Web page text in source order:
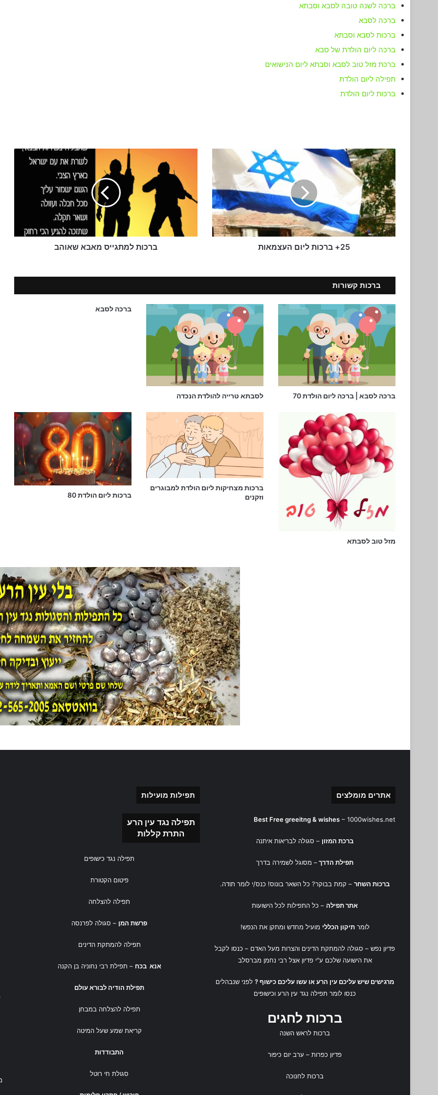
ברכה לשנה טובה לסבא וסבתא
ברכה לסבא
ברכות לסבא וסבתא
ברכה ליום הולדת של סבא
ברכת מזל טוב לסבא וסבתא ליום הנישואים
תפילה ליום הולדת
ברכות ליום הולדת
שאוהב
ברכות למתגייס מאבא שאוהב
25+
ברכות
ליום
העצמאות
25+ ברכות ליום העצמאות
ברכות קשורות
ברכה לסבא
לסבתא טרייה להולדת הנכדה ברכה לסבא | ברכה ליום הולדת 70
ברכות ליום הולדת 80
ברכות מצחיקות ליום הולדת למבוגרים
וזקנים
מזל טוב לסבתא
תפילות מועילות
תפילה נגד עין הרע
התרת קללות
תפילה נגד כישופים
פיטום הקטורת
תפילה להצלחה
פרשת המן – סגולה לפרנסה
תפילה להמתקת הדינים
אנא בכח – תפילת רבי נחוניה בן הקנה
תפילת הודיה לבורא עולם
תפילה להצלחה במבחן
קריאת שמע שעל המיטה
התבודדות
סגולת חי רוטל
אתרים מומלצים
Best Free greeitng & wishes– 1000wishes.net
ברכת המזון – סגולה לבריאות איתנה
תפילת הדרך – מסוגל לשמירה בדרך
ברכות השחר– קמת בבוקר? כל השאר בונוס! כנס/י לומר תודה.
אתר תפילה – כל התפילות לכל הישועות
לומרתיקון הכללי מועיל מחדש ומתקן את הנפש!
פדיון נפש– סגולה להמתקת הדינים והצרות מעל האדם – כנסו לקבל
את הישועה שלכם ע"יפדיון אצל רבי נחמן מברסלב
מרגישים שיש עליכם עין הרע או עשו עליכם כישוף ?לפני שנבהלים
כנסו לומר תפילה נגד עין הרעוכישופים
ברכות לחגים
ברכות לראש השנה
פדיון כפרות– ערב יום כיפור
ברכות לחנוכה